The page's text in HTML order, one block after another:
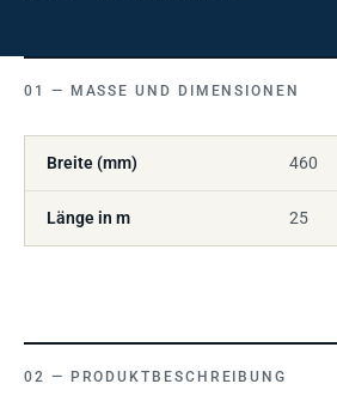
MASSE UND DIMENSIONEN
Breite (mm) 460
Länge in m 25
PRODUKTBESCHREIBUNG